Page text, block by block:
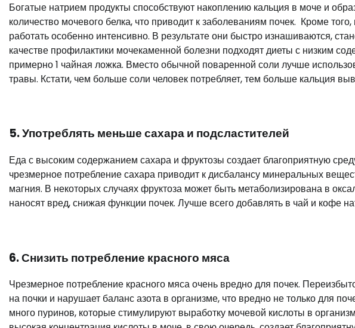
Богатые натрием продукты способствуют накоплению кальция в моче и
количество мочевого белка, что приводит к заболеваниям почек. Кроме
работать особенно интенсивно. В результате они быстро изнашиваются,
качестве профилактики мочекаменной болезни подходят диеты с низким
примерно 1 чайная ложка. Вместо обычной поваренной соли лучше
травы. Кстати, чем больше соли человек потребляет, тем больше кальция
5. Употреблять меньше сахара и подсластителей
Еда с высоким содержанием сахара и фруктозы создает благоприятную
чрезмерное потребление сахара приводит к дисбалансу минеральных
магния. В некоторых случаях фруктоза может быть метаболизирована в
наносят вред, снижая функции почек. Лучше всего добавлять в чай и кофе
6. Снизить потребление красного мяса
Чрезмерное потребление красного мяса очень вредно для почек.
на почки и нарушает баланс азота в организме, что вредно не только для
много пуринов, которые стимулируют выработку мочевой кислоты в